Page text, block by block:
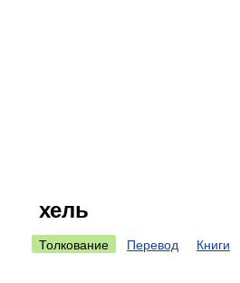
хель
Толкование Перевод Книги